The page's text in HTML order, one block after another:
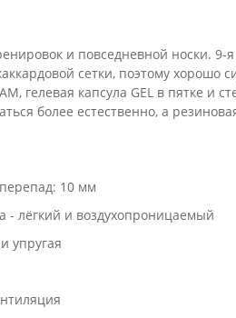
и повседневной носки.
сетки, поэтому хорошо
гелевая капсула GEL в пятке и
более естественно, а
10 мм
- лёгкий и воздухопроницаемый
упругая